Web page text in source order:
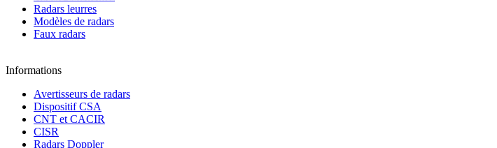
Radars leurres
Modèles de radars
Faux radars
Informations
Avertisseurs de radars
Dispositif CSA
CNT et CACIR
CISR
Radars Doppler